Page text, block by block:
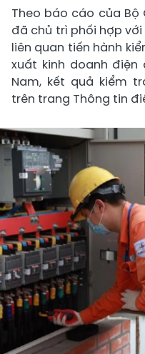
Theo báo cáo của Bộ
đã chủ trì phối hợp
liên quan tiến hành
xuất kinh doanh
Nam, kết quả kiểm
trên trang Thông tin